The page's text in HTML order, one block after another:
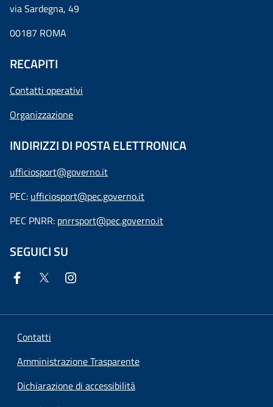
via Sardegna, 49
00187 ROMA
RECAPITI
Contatti operativi
Organizzazione
INDIRIZZI DI POSTA ELETTRONICA
ufficiosport@governo.it
PEC: ufficiosport@pec.governo.it
PEC PNRR: pnrrsport@pec.governo.it
SEGUICI SU
Contatti
Amministrazione Trasparente
Dichiarazione di accessibilità